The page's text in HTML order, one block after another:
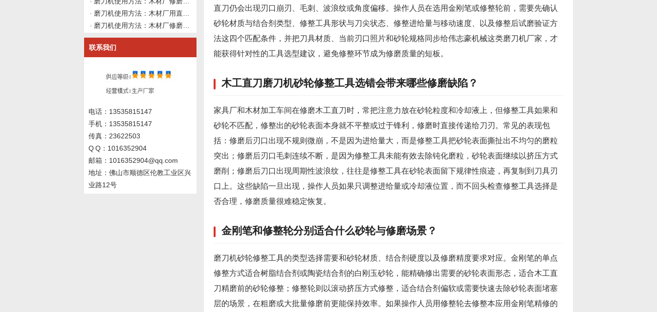
联系我们
电话：13535815147
手机：13535815147
传真：23622503
Q Q：1016352904
邮箱：1016352904@qq.com
地址：佛山市顺德区伦教工业区兴
业路12号
直刀仍会出现刃口崩刃、毛刺、波浪纹或角度偏移。操作人员在选用金刚笔或修整轮前，需要先确认
砂轮材质与结合剂类型、修整工具形状与刀尖状态、修整进给量与移动速度、以及修整后试磨验证方
法这四个匹配条件，并把刀具材质、当前刃口照片和砂轮规格同步给伟志豪机械这类磨刀机厂家，才
能获得针对性的工具选型建议，避免修整环节成为修磨质量的短板。
木工直刀磨刀机砂轮修整工具选错会带来哪些修磨缺陷？
家具厂和木材加工车间在修磨木工直刀时，常把注意力放在砂轮粒度和冷却液上，但修整工具如果和
砂轮不匹配，修整出的砂轮表面本身就不平整或过于锋利，修磨时直接传递给刀刃。常见的表现包
括：修磨后刃口出现不规则微崩，不是因为进给量大，而是修整工具把砂轮表面撕扯出不均匀的磨粒
突出；修磨后刃口毛刺连续不断，是因为修整工具未能有效去除钝化磨粒，砂轮表面继续以挤压方式
磨削；修磨后刀口出现周期性波浪纹，往往是修整工具在砂轮表面留下规律性痕迹，再复制到刀具刃
口上。这些缺陷一旦出现，操作人员如果只调整进给量或冷却液位置，而不回头检查修整工具选择是
否合理，修磨质量很难稳定恢复。
金刚笔和修整轮分别适合什么砂轮与修磨场景？
磨刀机砂轮修整工具的类型选择需要和砂轮材质、结合剂硬度以及修磨精度要求对应。金刚笔的单点
修整方式适合树脂结合剂或陶瓷结合剂的白刚玉砂轮，能精确修出需要的砂轮表面形态，适合木工直
刀精磨前的砂轮修整；修整轮则以滚动挤压方式修整，适合结合剂偏软或需要快速去除砂轮表面堵塞
层的场景，在粗磨或大批量修磨前更能保持效率。如果操作人员用修整轮去修整本应用金刚笔精修的